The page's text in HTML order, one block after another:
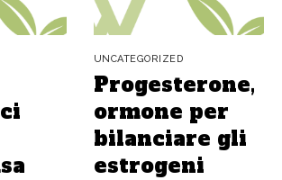
UNCATEGORIZED
Progesterone,
ormone per
bilanciare gli
estrogeni